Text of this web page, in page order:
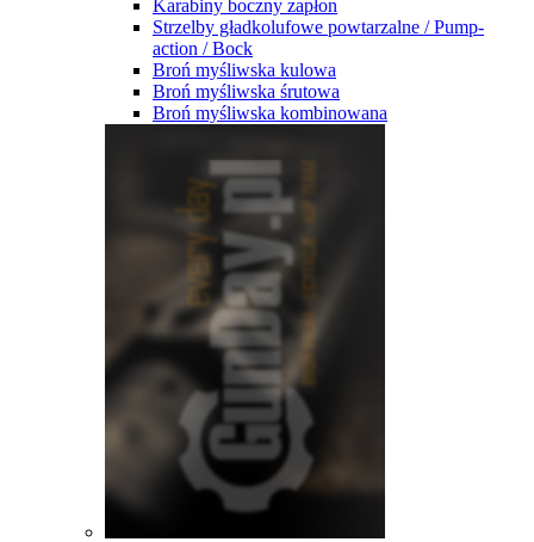
Karabiny boczny zapłon
Strzelby gładkolufowe powtarzalne / Pump-
action / Bock
Broń myśliwska kulowa
Broń myśliwska śrutowa
Broń myśliwska kombinowana